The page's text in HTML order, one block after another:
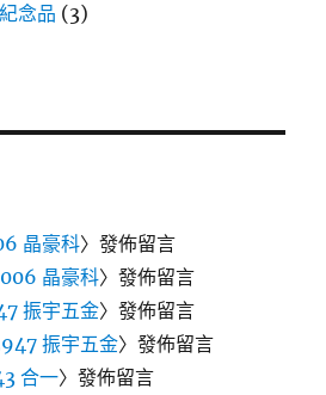
念品 (3)
晶豪科〉發佈留言
晶豪科〉發佈留言
振宇五金〉發佈留言
振宇五金〉發佈留言
合一〉發佈留言